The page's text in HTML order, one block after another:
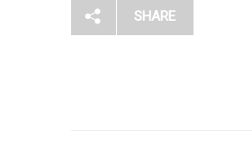
SHARE